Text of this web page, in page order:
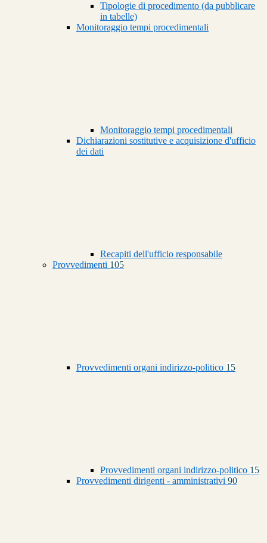
Tipologie di procedimento (da pubblicare
in tabelle)
Monitoraggio tempi procedimentali
Monitoraggio tempi procedimentali
Dichiarazioni sostitutive e acquisizione d'ufficio
dei dati
Recapiti dell'ufficio responsabile
Provvedimenti 105
Provvedimenti organi indirizzo-politico 15
Provvedimenti organi indirizzo-politico 15
Provvedimenti dirigenti - amministrativi 90